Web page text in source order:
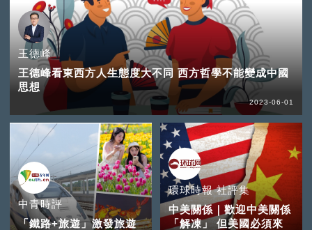
王德峰
王德峰看東西方人生態度大不同 西方哲學不能變成中國
思想
2023-06-01
中青時評
「鐵路+旅遊」激發旅遊
環球時報 社評集
中美關係｜歡迎中美關係
「解凍」 但美國必須來